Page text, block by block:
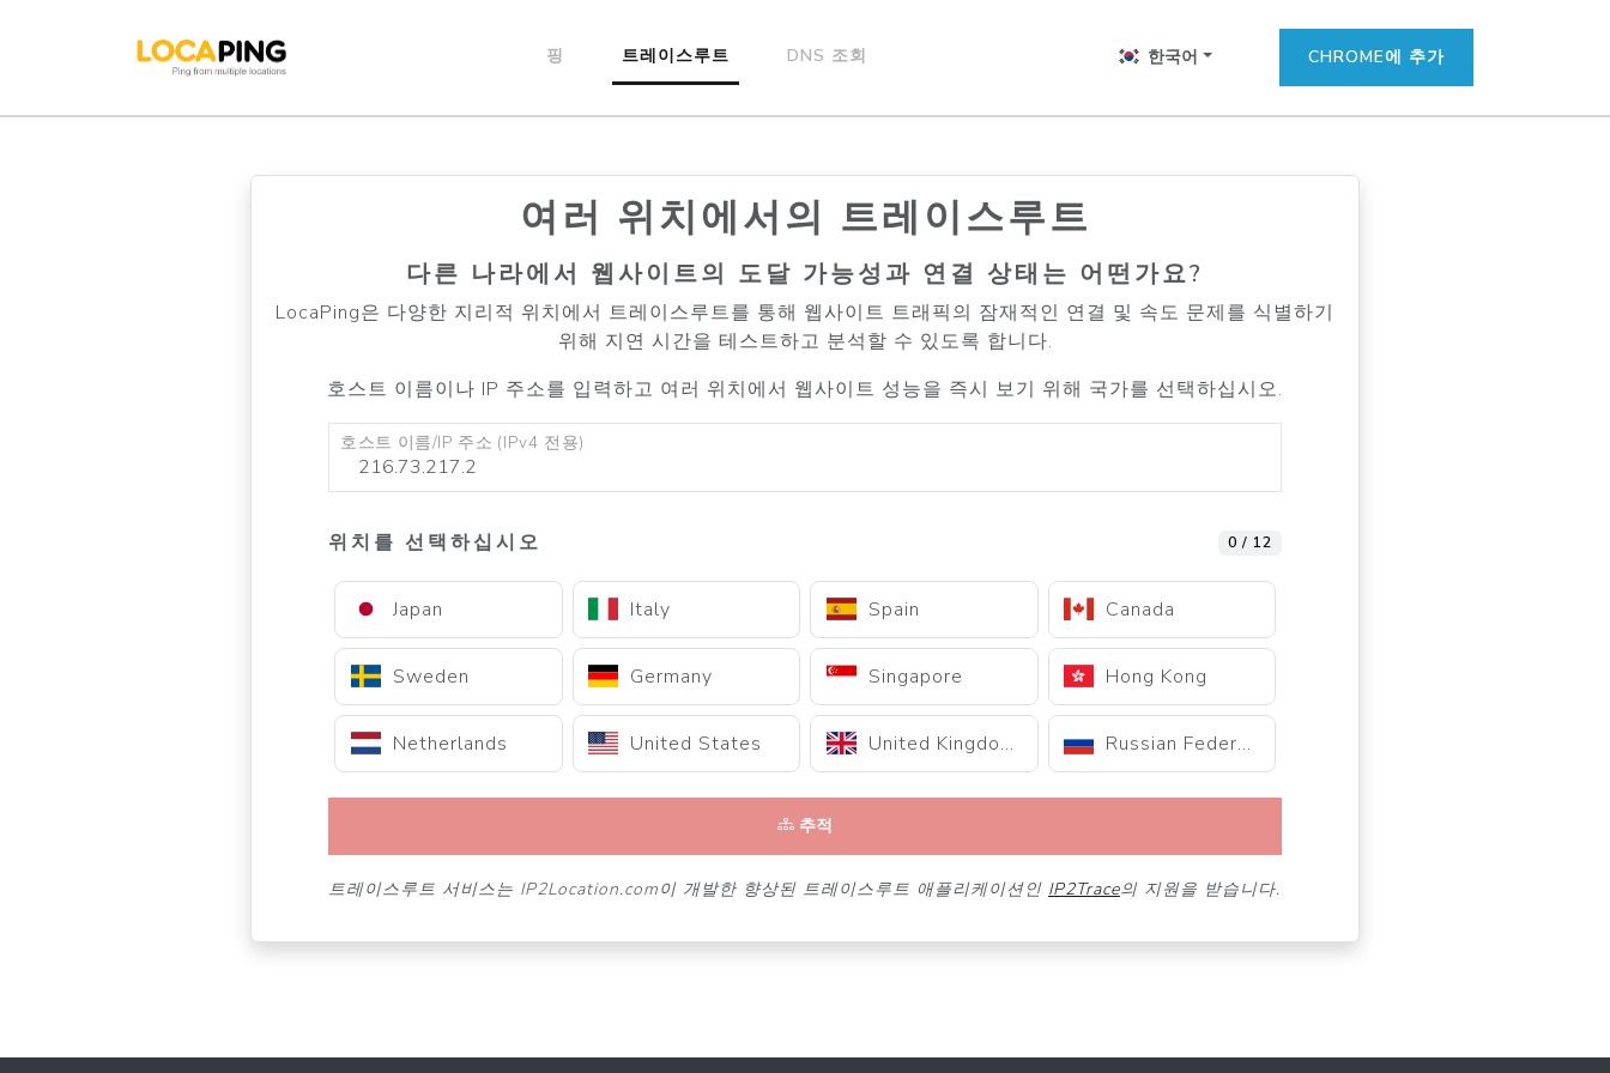
핑 트레이스루트 DNS 조회 한국어 CHROME에 추가
여러 위치에서의 트레이스루트
다른 나라에서 웹사이트의 도달 가능성과 연결 상태는 어떤가요?
LocaPing은 다양한 지리적 위치에서 트레이스루트를 통해 웹사이트 트래픽의 잠재적인 연결 및 속도 문제를 식별하기
위해 지연 시간을 테스트하고 분석할 수 있도록 합니다.
호스트 이름이나 IP 주소를 입력하고 여러 위치에서 웹사이트 성능을 즉시 보기 위해 국가를 선택하십시오.
호스트 이름/IP 주소 (IPv4 전용)
위치를 선택하십시오 0 / 12
Japan Italy Spain Canada
Sweden Germany Singapore Hong Kong
Netherlands United States United Kingdom Russian Federation
추적
트레이스루트 서비스는 IP2Location.com이 개발한 향상된 트레이스루트 애플리케이션인 IP2Trace의 지원을 받습니다.